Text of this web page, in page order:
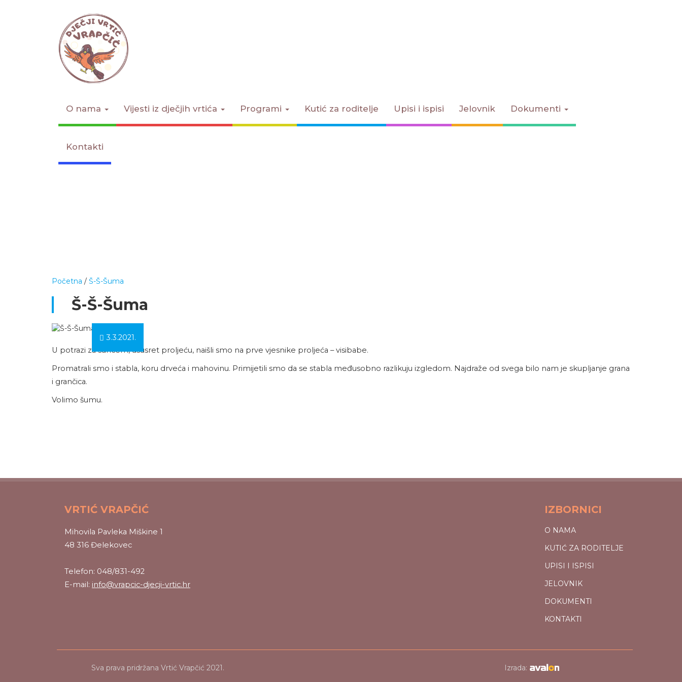
O nama Vijesti iz dječjih vrtića Programi Kutić za roditelje Upisi i ispisi Jelovnik Dokumenti
Kontakti
Početna / Š-Š-Šuma
Š-Š-Šuma
3.3.2021.
U potrazi za suncem, ususret proljeću, naišli smo na prve vjesnike proljeća – visibabe.
Promatrali smo i stabla, koru drveća i mahovinu. Primijetili smo da se stabla međusobno razlikuju izgledom. Najdraže od svega bilo nam je skupljanje grana
i grančica.
Volimo šumu.
VRTIĆ VRAPČIĆ
Mihovila Pavleka Miškine 1
48 316 Đelekovec
Telefon: 048/831-492
E-mail: info@vrapcic-djecji-vrtic.hr
IZBORNICI
O NAMA
KUTIĆ ZA RODITELJE
UPISI I ISPISI
JELOVNIK
DOKUMENTI
KONTAKTI
Sva prava pridržana Vrtić Vrapčić 2021. Izrada: